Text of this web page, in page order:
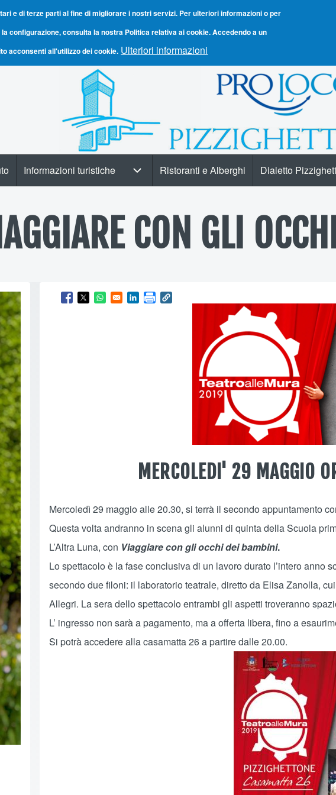
e di terze parti al fine di migliorare i nostri servizi. Per ulteriori informazioni o per
configurazione, consulta la nostra Politica relativa ai cookie. Accedendo a un
acconsenti all'utilizzo dei cookie. Ulteriori informazioni
Informazioni turistiche
Informazioni turistiche sub-navigation
Ristoranti e Alberghi Dialetto
CON GLI
Opens in a new window
Opens in a new window
Opens in a new window
Opens in a new window
MERCOLEDI' 29 MAGGIO
Mercoledì 29 maggio alle 20.30, si terrà il secondo appuntamento
Questa volta andranno in scena gli alunni di quinta della Scuola
L’Altra Luna, con Viaggiare con gli occhi dei bambini.
Lo spettacolo è la fase conclusiva di un lavoro durato l’intero anno
secondo due filoni: il laboratorio teatrale, diretto da Elisa Zanolla,
Allegri. La sera dello spettacolo entrambi gli aspetti troveranno
L’ ingresso non sarà a pagamento, ma a offerta libera, fino a
Si potrà accedere alla casamatta 26 a partire dalle 20.00.